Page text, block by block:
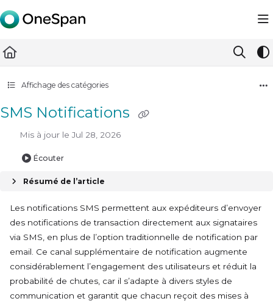
Documentation Index
Fetch the complete documentation index at: https://
Use this file to discover all available pages before exploring
Affichage des catégories
SMS Notifications
Mis à jour le Jul 28, 2026
Écouter
Résumé de l’article
Les notifications SMS permettent aux expéditeurs d’envoyer
des notifications de transaction directement aux signataires
via SMS, en plus de l’option traditionnelle de notification par
email. Ce canal supplémentaire de notification augmente
considérablement l’engagement des utilisateurs et réduit la
probabilité de chutes, car il s’adapte à divers styles de
communication et garantit que chacun reçoit des mises à